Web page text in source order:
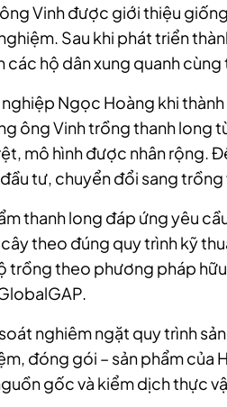
Vinh được giới thiệu
Sau khi phát triển
các hộ dân xung quanh
Ngọc Hoàng khi
ông Vinh trồng thanh long
mô hình được nhân rộng.
tư, chuyển đổi sang
thanh long đáp ứng yêu
theo đúng quy trình kỹ
trồng theo phương pháp
nghiêm ngặt quy trình
đóng gói – sản phẩm của
gốc và kiểm dịch thực